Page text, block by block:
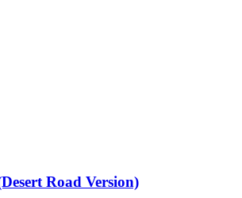
Road Version)